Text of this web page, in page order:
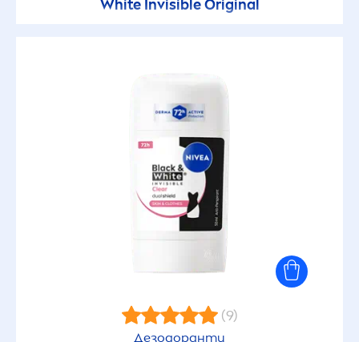
WhiteInvisibleOriginal
(9)
Дезодоранти